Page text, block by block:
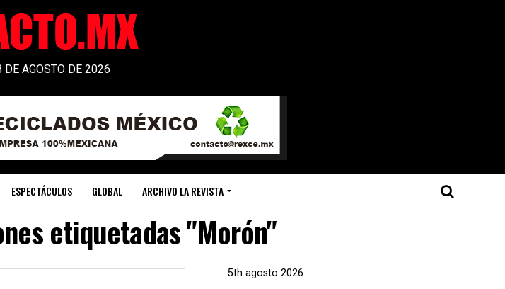
DE AGOSTO DE 2026
ESPECTÁCULOS GLOBAL ARCHIVO LA REVISTA
etiquetadas "Morón"
5th agosto 2026